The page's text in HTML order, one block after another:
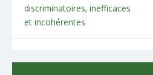
discriminatoires, inefficaces
et incohérentes